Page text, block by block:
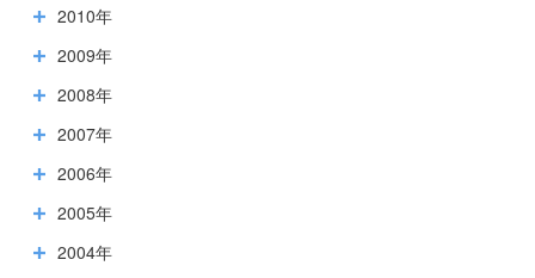
2010年
2009年
2008年
2007年
2006年
2005年
2004年